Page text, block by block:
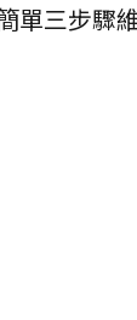
單三步驟